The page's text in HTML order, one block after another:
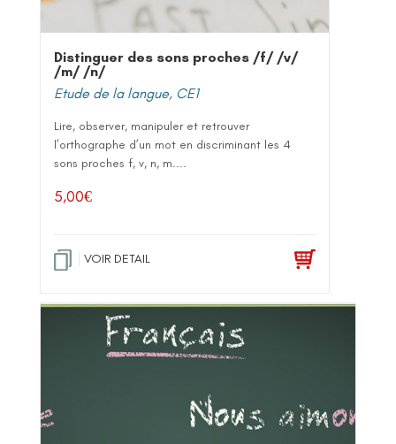
Distinguer des sons proches /f/ /v/
/m/ /n/
Etude de la langue, CE1
Lire, observer, manipuler et retrouver
l’orthographe d’un mot en discriminant les 4
sons proches f, v, n, m....
5,00€
VOIR DETAIL